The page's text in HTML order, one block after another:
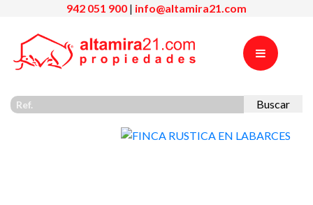
942 051 900 | info@altamira21.com
Buscar